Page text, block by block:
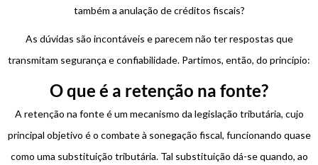
também a anulação de créditos fiscais?
As dúvidas são incontáveis e parecem não ter respostas que
transmitam segurança e confiabilidade. Partimos, então, do princípio:
O que é a retenção na fonte?
A retenção na fonte é um mecanismo da legislação tributária, cujo
principal objetivo é o combate à sonegação fiscal, funcionando quase
como uma substituição tributária. Tal substituição dá-se quando, ao